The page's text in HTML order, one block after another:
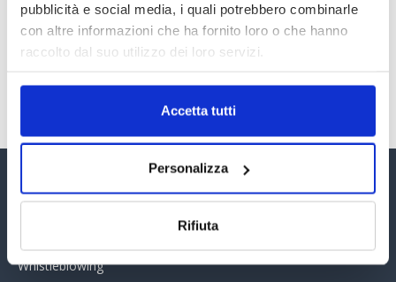
pubblicità e social media, i quali potrebbero combinarle
con altre informazioni che ha fornito loro o che hanno
raccolto dal suo utilizzo dei loro servizi.
Accetta tutti
Personalizza
Rifiuta
Assinform Editore
Whistleblowing